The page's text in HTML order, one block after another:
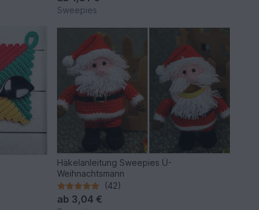
Sweepies
Häkelanleitung Sweepies Ü-
Weihnachtsmann
(42)
ab 3,04 €